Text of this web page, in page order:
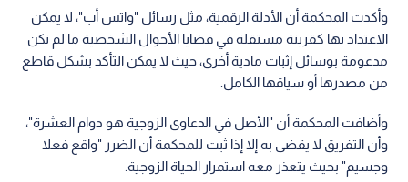
وأكدت المحكمة أن الأدلة الرقمية، مثل رسائل "واتس أب"، لا يمكن
الاعتداد بها كقرينة مستقلة في قضايا الأحوال الشخصية ما لم تكن
مدعومة بوسائل إثبات مادية أخرى، حيث لا يمكن التأكد بشكل قاطع
من مصدرها أو سياقها الكامل.
وأضافت المحكمة أن "الأصل في الدعاوى الزوجية هو دوام العشرة"،
وأن التفريق لا يقضى به إلا إذا ثبت للمحكمة أن الضرر "واقع فعلا
وجسيم" بحيث يتعذر معه استمرار الحياة الزوجية.